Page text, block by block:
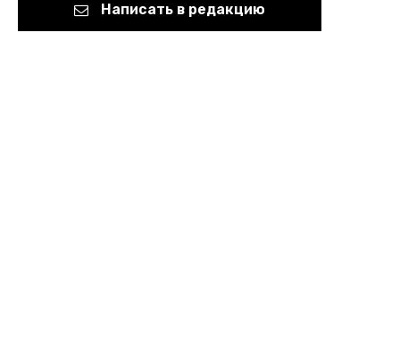
Написать в редакцию